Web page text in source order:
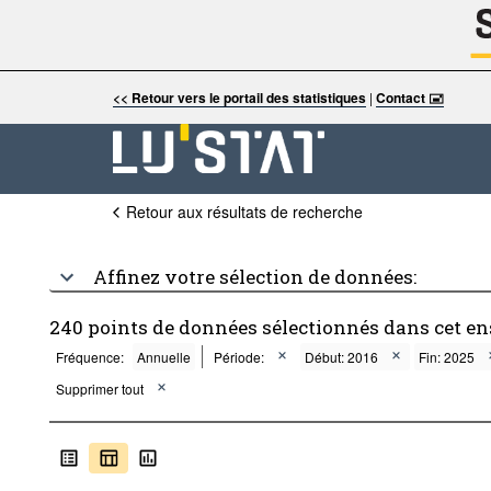
<< Retour vers le portail des statistiques| Contact 🖃
Retour aux résultats de recherche
Affinez votre sélection de données:
240 points de données sélectionnés dans cet
Fréquence: Annuelle Période: Début: 2016
Fin: 2025
Supprimer tout